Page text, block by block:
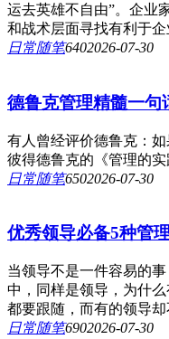
运去英雄不自由”。企业
和战术层面寻找有利于企
日常随笔6402026-07-30
德鲁克管理精髓一句
有人曾经评价德鲁克：
彼得德鲁克的《管理的
日常随笔6502026-07-30
优秀领导必备5种管
当领导不是一件容易的
中，同样是领导，为什
都要跟随，而有的领导却
日常随笔6902026-07-30